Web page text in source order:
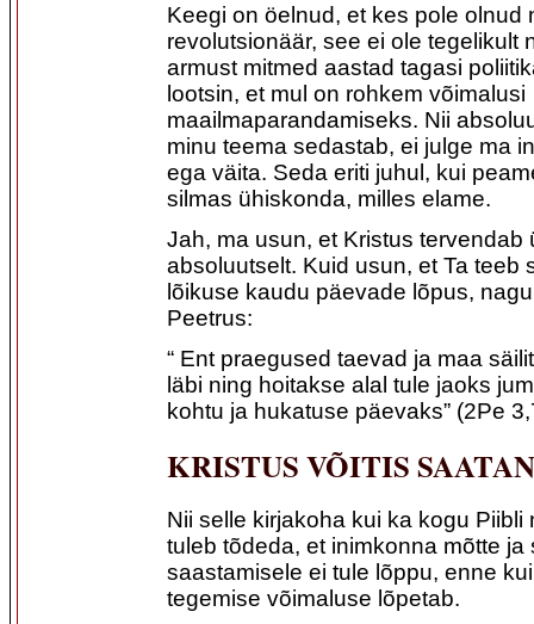
Keegi on öelnud, et kes pole olnud
revolutsionäär, see ei ole tegelikult
armust mitmed aastad tagasi
lootsin, et mul on rohkem võimalusi
maailmaparandamiseks. Nii
minu teema sedastab, ei julge ma
ega väita. Seda eriti juhul, kui
silmas ühiskonda, milles elame.
Jah, ma usun, et Kristus tervendab
absoluutselt. Kuid usun, et Ta teeb
lõikuse kaudu päevade lõpus,
Peetrus:
“ Ent praegused taevad ja maa
läbi ning hoitakse alal tule jaoks
kohtu ja hukatuse päevaks” (2Pe
KRISTUS VÕITIS
Nii selle kirjakoha kui ka kogu Piibli
tuleb tõdeda, et inimkonna mõtte
saastamisele ei tule lõppu, enne
tegemise võimaluse lõpetab.